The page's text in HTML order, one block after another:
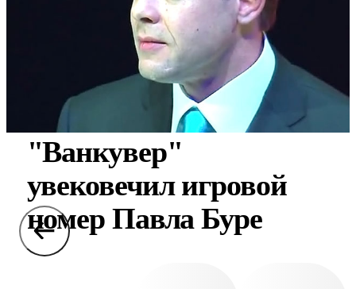
"Ванкувер"
увековечил игровой
номер Павла Буре